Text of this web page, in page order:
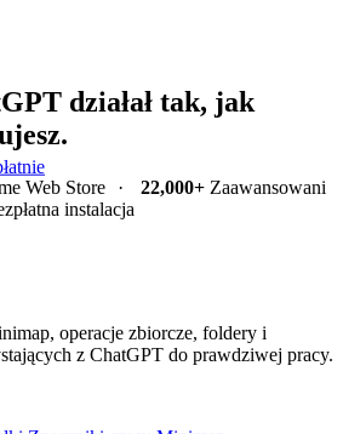
działał tak, jak
Web Store · 22,000+Zaawansowani
instalacja
operacje zbiorcze, foldery i
z ChatGPT do prawdziwej pracy.